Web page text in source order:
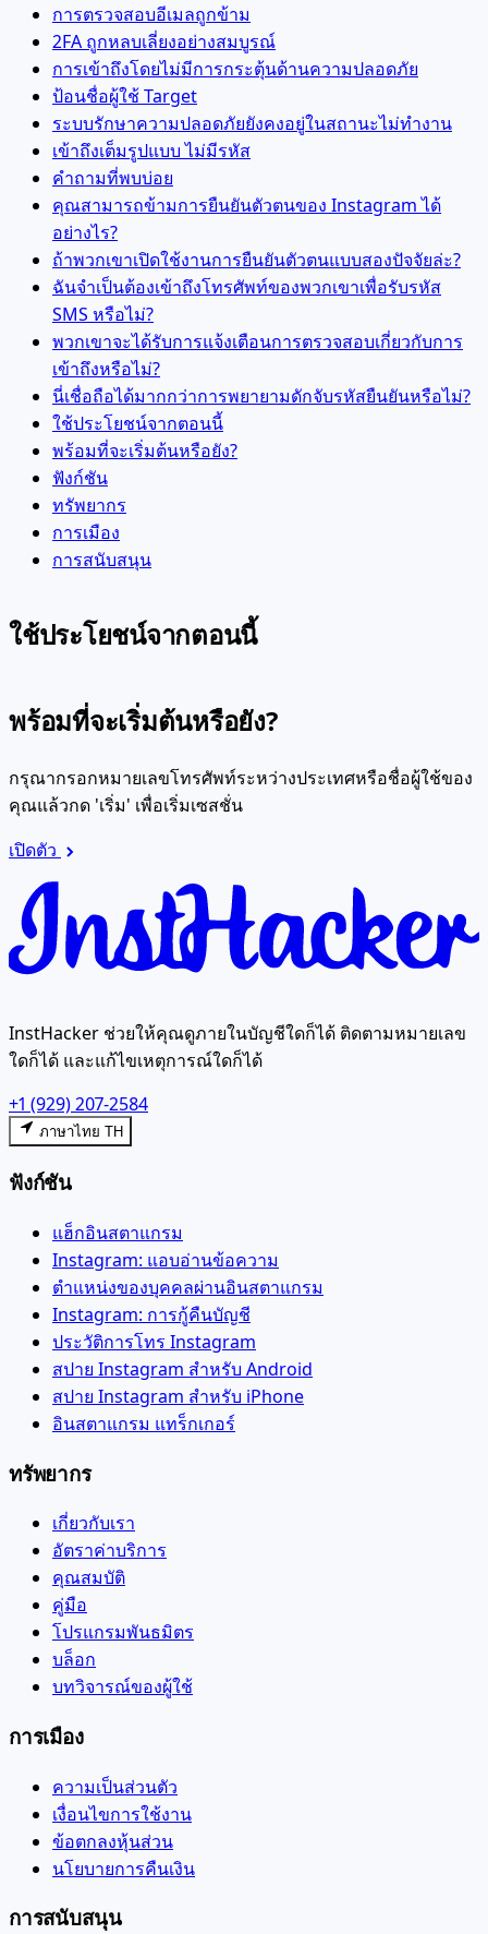
การตรวจสอบอีเมลถูกข้าม
2FA ถูกหลบเลี่ยงอย่างสมบูรณ์
การเข้าถึงโดยไม่มีการกระตุ้นด้านความปลอดภัย
ป้อนชื่อผู้ใช้ Target
ระบบรักษาความปลอดภัยยังคงอยู่ในสถานะไม่ทำงาน
เข้าถึงเต็มรูปแบบ ไม่มีรหัส
คำถามที่พบบ่อย
คุณสามารถข้ามการยืนยันตัวตนของ Instagram ได้
อย่างไร?
ถ้าพวกเขาเปิดใช้งานการยืนยันตัวตนแบบสองปัจจัยล่ะ?
ฉันจำเป็นต้องเข้าถึงโทรศัพท์ของพวกเขาเพื่อรับรหัส
SMS หรือไม่?
พวกเขาจะได้รับการแจ้งเตือนการตรวจสอบเกี่ยวกับการ
เข้าถึงหรือไม่?
นี่เชื่อถือได้มากกว่าการพยายามดักจับรหัสยืนยันหรือไม่?
ใช้ประโยชน์จากตอนนี้
พร้อมที่จะเริ่มต้นหรือยัง?
ฟังก์ชัน
ทรัพยากร
การเมือง
การสนับสนุน
ใช้ประโยชน์จากตอนนี้
พร้อมที่จะเริ่มต้นหรือยัง?
กรุณากรอกหมายเลขโทรศัพท์ระหว่างประเทศหรือชื่อผู้ใช้ของ
คุณแล้วกด 'เริ่ม' เพื่อเริ่มเซสชั่น
เปิดตัว
InstHacker ช่วยให้คุณดูภายในบัญชีใดก็ได้ ติดตามหมายเลข
ใดก็ได้ และแก้ไขเหตุการณ์ใดก็ได้
+1 (929) 207-2584
ภาษาไทย TH
ฟังก์ชัน
แฮ็กอินสตาแกรม
Instagram: แอบอ่านข้อความ
ตำแหน่งของบุคคลผ่านอินสตาแกรม
Instagram: การกู้คืนบัญชี
ประวัติการโทร Instagram
สปาย Instagram สำหรับ Android
สปาย Instagram สำหรับ iPhone
อินสตาแกรม แทร็กเกอร์
ทรัพยากร
เกี่ยวกับเรา
อัตราค่าบริการ
คุณสมบัติ
คู่มือ
โปรแกรมพันธมิตร
บล็อก
บทวิจารณ์ของผู้ใช้
การเมือง
ความเป็นส่วนตัว
เงื่อนไขการใช้งาน
ข้อตกลงหุ้นส่วน
นโยบายการคืนเงิน
การสนับสนุน